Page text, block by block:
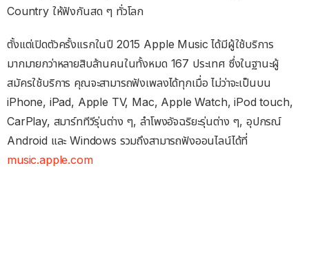
Country ให้ฟังกันสด ๆ ทั่วโลก
ตั้งแต่เปิดตัวครั้งแรกในปี 2015 Apple Music ได้มีผู้ใช้บริการ
มากมายกว่าหลายสิบล้านคนในทั้งหมด 167 ประเทศ ซึ่งในฐานะผู้
สมัครใช้บริการ คุณจะสามารถฟังเพลงได้ทุกเมื่อ ไม่ว่าจะเป็นบน
iPhone, iPad, Apple TV, Mac, Apple Watch, iPod touch,
CarPlay, สมาร์ททีวีรุ่นต่าง ๆ, ลำโพงอัจฉริยะรุ่นต่าง ๆ, อุปกรณ์
Android และ Windows รวมถึงสามารถฟังออนไลน์ได้ที่
music.apple.com